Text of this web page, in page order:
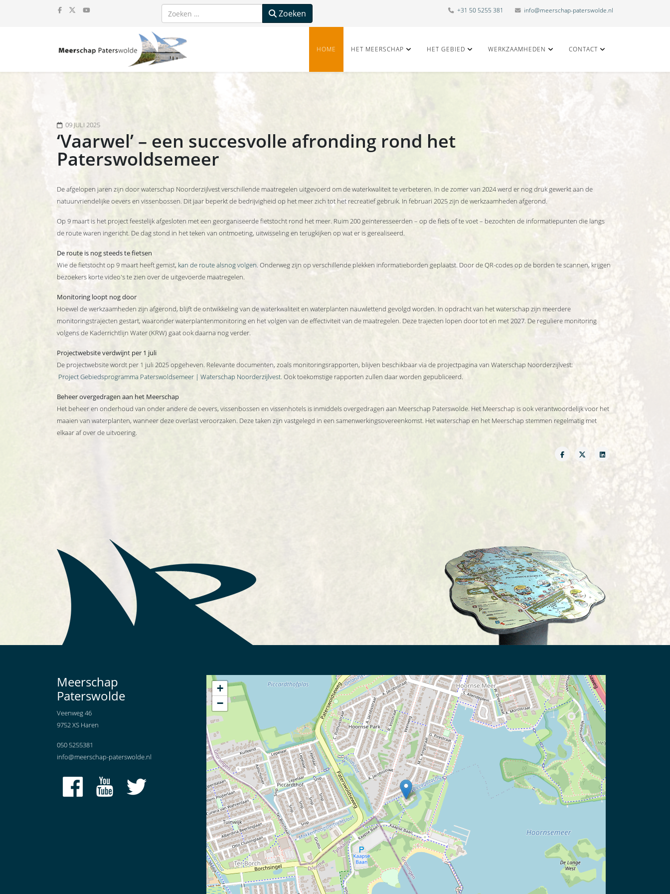
Zoeken Zoeken +31 50 5255 381 info@meerschap-paterswolde.nl
HOME HET MEERSCHAP HET GEBIED WERKZAAMHEDEN CONTACT
09 JULI 2025
‘Vaarwel’ – een succesvolle afronding rond het
Paterswoldsemeer
De afgelopen jaren zijn door waterschap Noorderzijlvest verschillende maatregelen uitgevoerd om de waterkwaliteit te verbeteren. In de zomer van 2024 werd er nog druk gewerkt aan de
natuurvriendelijke oevers en vissenbossen. Dit jaar beperkt de bedrijvigheid op het meer zich tot het recreatief gebruik. In februari 2025 zijn de werkzaamheden afgerond.
Op 9 maart is het project feestelijk afgesloten met een georganiseerde fietstocht rond het meer. Ruim 200 geïnteresseerden – op de fiets of te voet – bezochten de informatiepunten die langs
de route waren ingericht. De dag stond in het teken van ontmoeting, uitwisseling en terugkijken op wat er is gerealiseerd.
De route is nog steeds te fietsen
Wie de fietstocht op 9 maart heeft gemist, kan de route alsnog volgen. Onderweg zijn op verschillende plekken informatieborden geplaatst. Door de QR-codes op de borden te scannen, krijgen
bezoekers korte video's te zien over de uitgevoerde maatregelen.
Monitoring loopt nog door
Hoewel de werkzaamheden zijn afgerond, blijft de ontwikkelingvan dewaterkwaliteit en waterplanten nauwlettend gevolgd worden. In opdracht van het waterschap zijn meerdere
monitoringstrajecten gestart, waaronder waterplantenmonitoring en het volgen van de effectiviteit van de maatregelen. Deze trajecten lopen door tot en met 2027. De reguliere monitoring
volgens de Kaderrichtlijn Water (KRW) gaat ook daarna nog verder.
Projectwebsite verdwijnt per 1 juli
De projectwebsite wordt per 1 juli 2025 opgeheven. Relevante documenten, zoals monitoringsrapporten, blijven beschikbaar via de projectpagina van Waterschap Noorderzijlvest:
Project Gebiedsprogramma Paterswoldsemeer | Waterschap Noorderzijlvest. Ook toekomstige rapporten zullen daar worden gepubliceerd.
Beheer overgedragen aan het Meerschap
Het beheer en onderhoud van onder andere de oevers, vissenbossen en vissenhotels is inmiddels overgedragen aan Meerschap Paterswolde. Het Meerschap is ook verantwoordelijk voor het
maaien van waterplanten, wanneer deze overlast veroorzaken. Deze taken zijn vastgelegd in een samenwerkingsovereenkomst. Het waterschap en het Meerschap stemmen regelmatig met
elkaar af over de uitvoering.
Meerschap
Paterswolde
Veenweg 46
9752 XS Haren
050 5255381
info@meerschap-paterswolde.nl
+
−